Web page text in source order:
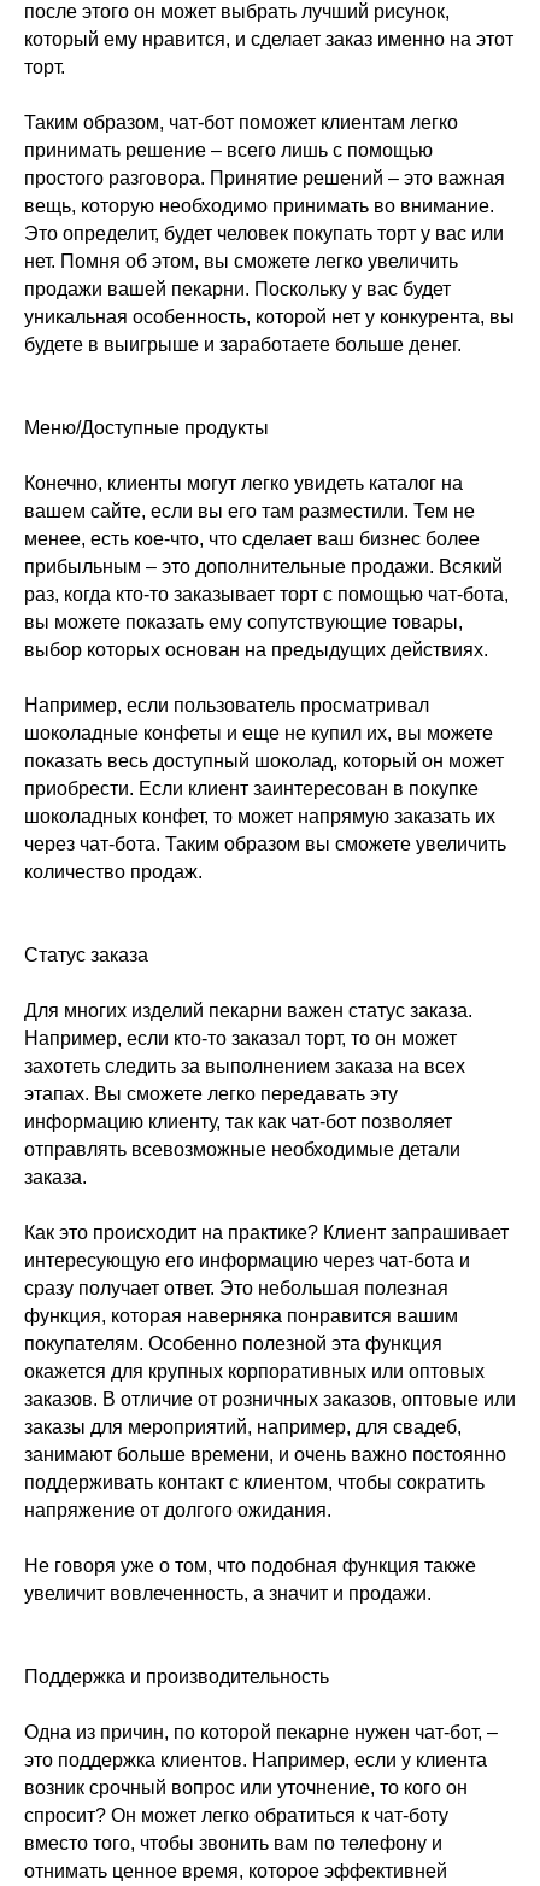
после этого он может выбрать лучший рисунок,
который ему нравится, и сделает заказ именно на этот
торт.
Таким образом, чат-бот поможет клиентам легко
принимать решение – всего лишь с помощью
простого разговора. Принятие решений – это важная
вещь, которую необходимо принимать во внимание.
Это определит, будет человек покупать торт у вас или
нет. Помня об этом, вы сможете легко увеличить
продажи вашей пекарни. Поскольку у вас будет
уникальная особенность, которой нет у конкурента, вы
будете в выигрыше и заработаете больше денег.
Меню/Доступные продукты
Конечно, клиенты могут легко увидеть каталог на
вашем сайте, если вы его там разместили. Тем не
менее, есть кое-что, что сделает ваш бизнес более
прибыльным – это дополнительные продажи. Всякий
раз, когда кто-то заказывает торт с помощью чат-бота,
вы можете показать ему сопутствующие товары,
выбор которых основан на предыдущих действиях.
Например, если пользователь просматривал
шоколадные конфеты и еще не купил их, вы можете
показать весь доступный шоколад, который он может
приобрести. Если клиент заинтересован в покупке
шоколадных конфет, то может напрямую заказать их
через чат-бота. Таким образом вы сможете увеличить
количество продаж.
Статус заказа
Для многих изделий пекарни важен статус заказа.
Например, если кто-то заказал торт, то он может
захотеть следить за выполнением заказа на всех
этапах. Вы сможете легко передавать эту
информацию клиенту, так как чат-бот позволяет
отправлять всевозможные необходимые детали
заказа.
Как это происходит на практике? Клиент запрашивает
интересующую его информацию через чат-бота и
сразу получает ответ. Это небольшая полезная
функция, которая наверняка понравится вашим
покупателям. Особенно полезной эта функция
окажется для крупных корпоративных или оптовых
заказов. В отличие от розничных заказов, оптовые или
заказы для мероприятий, например, для свадеб,
занимают больше времени, и очень важно постоянно
поддерживать контакт с клиентом, чтобы сократить
напряжение от долгого ожидания.
Не говоря уже о том, что подобная функция также
увеличит вовлеченность, а значит и продажи.
Поддержка и производительность
Одна из причин, по которой пекарне нужен чат-бот, –
это поддержка клиентов. Например, если у клиента
возник срочный вопрос или уточнение, то кого он
спросит? Он может легко обратиться к чат-боту
вместо того, чтобы звонить вам по телефону и
отнимать ценное время, которое эффективней